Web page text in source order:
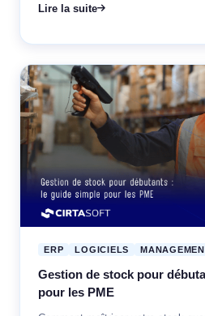
Lire la suite
ERP LOGICIELS
Gestion de stock pour
pour les PME